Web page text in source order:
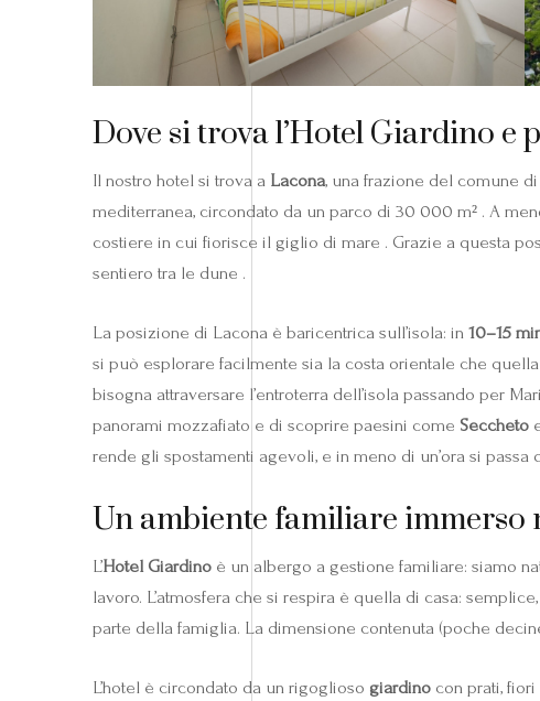
Dove si trova l’Hotel Giardino e
Il nostro hotel si trova a Lacona, una frazione del comune di
mediterranea, circondato da un parco di 30 000 m² . A
costiere in cui fiorisce il giglio di mare . Grazie a questa
sentiero tra le dune .
La posizione di Lacona è baricentrica sull’isola: in 10–15
si può esplorare facilmente sia la costa orientale che
bisogna attraversare l’entroterra dell’isola passando per
panorami mozzafiato e di scoprire paesini come Seccheto
rende gli spostamenti agevoli, e in meno di un’ora si
Un ambiente familiare immerso
L’Hotel Giardino è un albergo a gestione familiare: siamo
lavoro. L’atmosfera che si respira è quella di casa:
parte della famiglia. La dimensione contenuta (poche
L’hotel è circondato da un rigoglioso giardino con prati,